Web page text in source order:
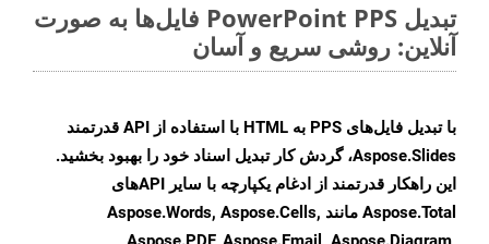
تبدیل PowerPoint PPS فایل‌ها به صورت
آنلاین: روشی سریع و آسان
با تبدیل فایل‌های PPS به HTML با استفاده از API قدرتمند
Aspose.Slides، گردش کار تبدیل اسناد خود را بهبود بخشید.
این راهکار قدرتمند از ادغام یکپارچه با سایر APIهای
Aspose.Total مانند Aspose.Words, Aspose.Cells,